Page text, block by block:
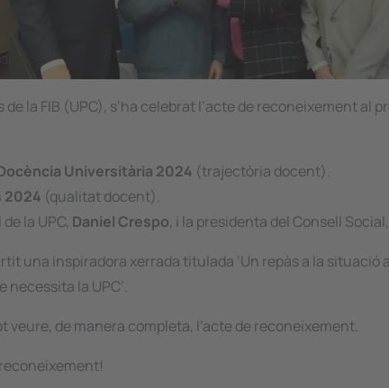
de la FIB (UPC), s’ha celebrat l’acte de reconeixement al
Universitària 2024 (trajectòria docent).
2024 (qualitat docent).
la UPC, Daniel Crespo, i la presidenta del Consell Social,
una inspiradora xerrada titulada ‘Un repàs a la situació
necessita la UPC’.
veure, de manera completa, l'acte de reconeixement.